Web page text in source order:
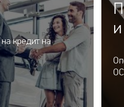
кредит на